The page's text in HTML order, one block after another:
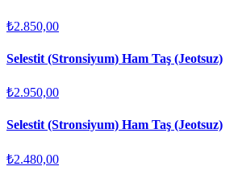
₺2.850,00
Selestit (Stronsiyum) Ham Taş (Jeotsuz)
₺2.950,00
Selestit (Stronsiyum) Ham Taş (Jeotsuz)
₺2.480,00